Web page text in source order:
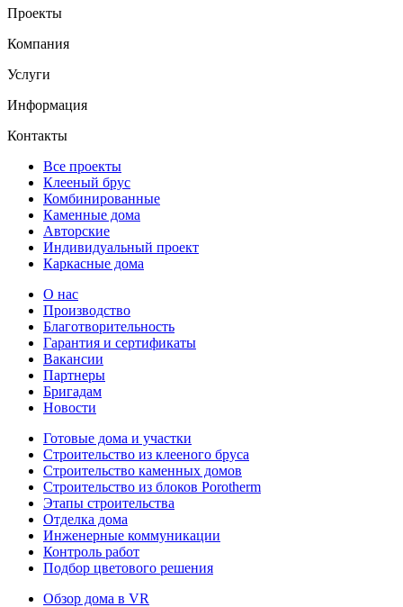
Проекты
Компания
Услуги
Информация
Контакты
Все проекты
Клееный брус
Комбинированные
Каменные дома
Авторские
Индивидуальный проект
Каркасные дома
О нас
Производство
Благотворительность
Гарантия и сертификаты
Вакансии
Партнеры
Бригадам
Новости
Готовые дома и участки
Строительство из клееного бруса
Строительство каменных домов
Строительство из блоков Porotherm
Этапы строительства
Отделка дома
Инженерные коммуникации
Контроль работ
Подбор цветового решения
Обзор дома в VR